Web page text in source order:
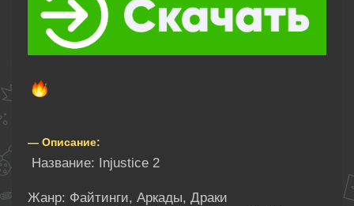
— Описание:
Название: Injustice 2
Жанр: Файтинги, Аркады, Драки